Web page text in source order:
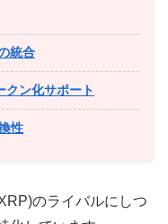
統合
ン化サポート
性
のライバルにしつ